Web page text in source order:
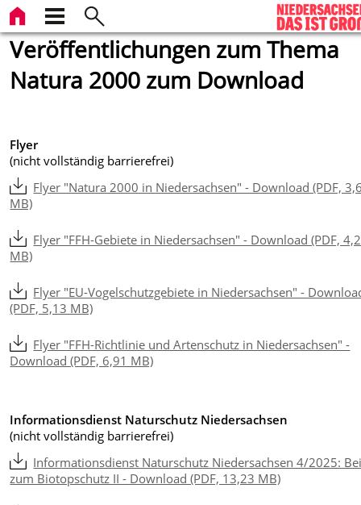
Veröffentlichungen zum Thema
Natura 2000 zum Download
Flyer
(nicht vollständig barrierefrei)
Flyer "Natura 2000 in Niedersachsen" - Download (PDF,
MB)
Flyer "FFH-Gebiete in Niedersachsen" - Download (PDF,
MB)
Flyer "EU-Vogelschutzgebiete in Niedersachsen" -
(PDF, 5,13 MB)
Flyer "FFH-Richtlinie und Artenschutz in Niedersachsen" -
Download (PDF, 6,91 MB)
Informationsdienst Naturschutz Niedersachsen
(nicht vollständig barrierefrei)
Informationsdienst Naturschutz Niedersachsen 4/2025:
zum Biotopschutz II - Download (PDF, 13,23 MB)